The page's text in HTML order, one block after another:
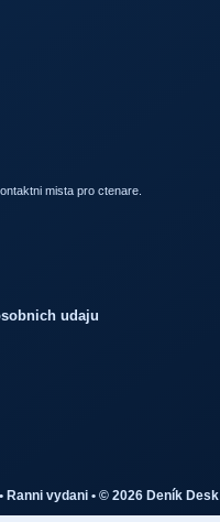
mista pro ctenare.
udaju
Ranni vydani • © 2026 Deník Desk